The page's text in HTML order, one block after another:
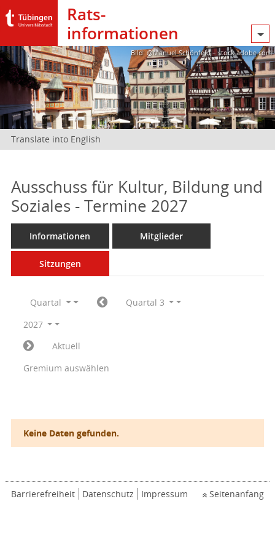
Rats­
informationen
Bild: @Manuel Schönfeld – stock.adobe.com
Translate into English
Ausschuss für Kultur, Bildung und
Soziales - Termine 2027
Informationen Mitglieder
Sitzungen
Quartal
Quartal 3
2027
Aktuell
Gremium auswählen
Keine Daten gefunden.
Barrierefreiheit Datenschutz Impressum Seitenanfang